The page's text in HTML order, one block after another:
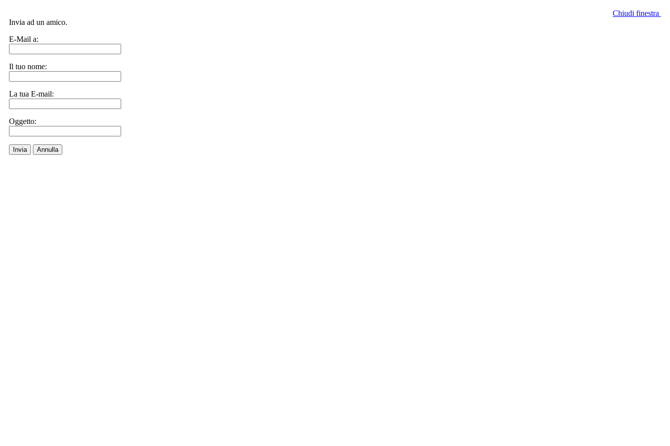
Chiudi finestra
Invia ad un amico.
E-Mail a:
Il tuo nome:
La tua E-mail:
Oggetto:
Invia Annulla